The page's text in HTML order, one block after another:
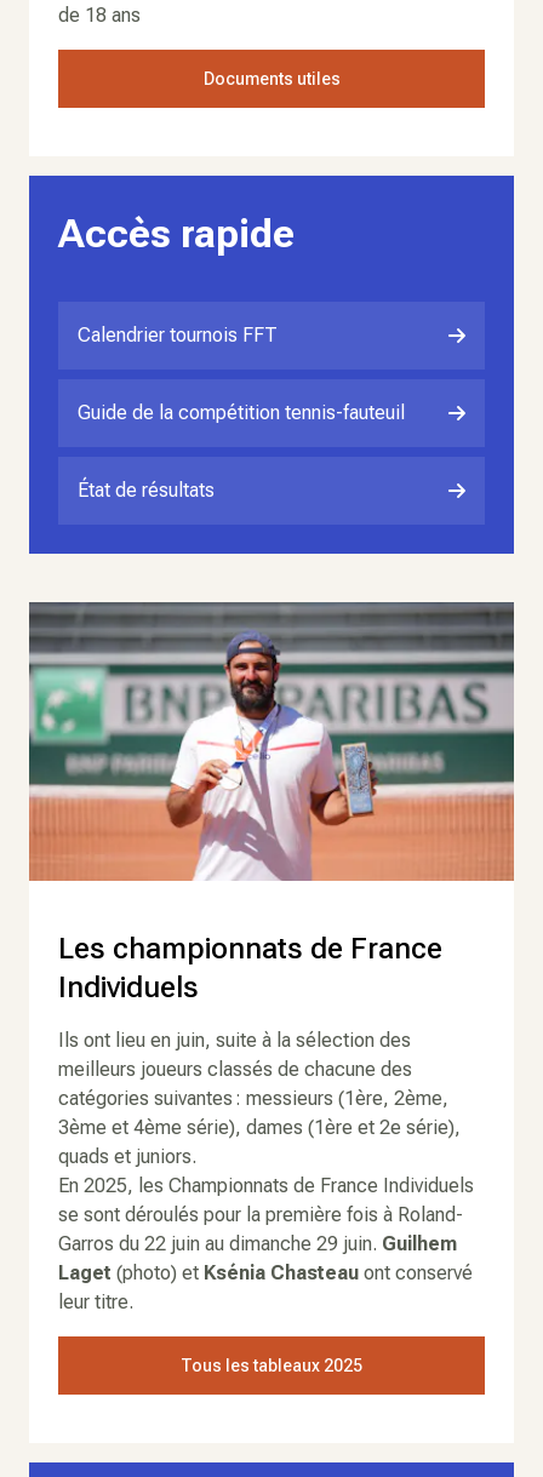
de 18 ans
Documents utiles
Accès rapide
Calendrier tournois FFT
Guide de la compétition tennis-fauteuil
État de résultats
Les championnats de France
Individuels
Ils ont lieu en juin, suite à la sélection des
meilleurs joueurs classés de chacune des
catégories suivantes : messieurs (1ère, 2ème,
3ème et 4ème série), dames (1ère et 2e série),
quads et juniors.
En 2025, les Championnats de France Individuels
se sont déroulés pour la première fois à Roland-
Garros du 22 juin au dimanche 29 juin. Guilhem
Laget (photo) et Ksénia Chasteau ont conservé
leur titre.
Tous les tableaux 2025